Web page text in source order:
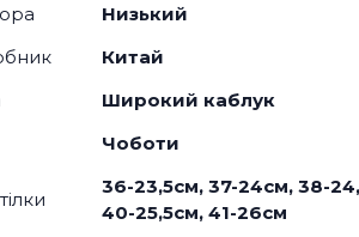
Низький
Китай
Широкий каблук
Чоботи
36-23,5см, 37-24см, 38-
40-25,5см, 41-26см